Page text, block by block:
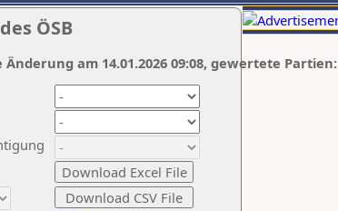
ÖSB
Änderung am 14.01.2026 09:08, gewertete Partien: